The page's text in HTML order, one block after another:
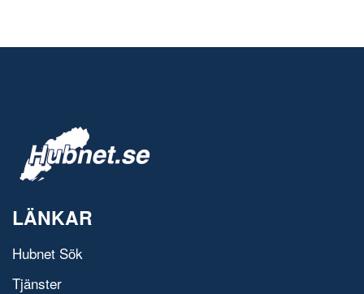
LÄNKAR
Hubnet Sök
Tjänster